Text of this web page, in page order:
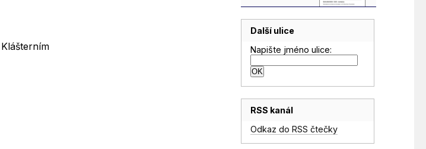
Další ulice
Napište jméno ulice:
RSS kanál
Odkaz do RSS čtečky